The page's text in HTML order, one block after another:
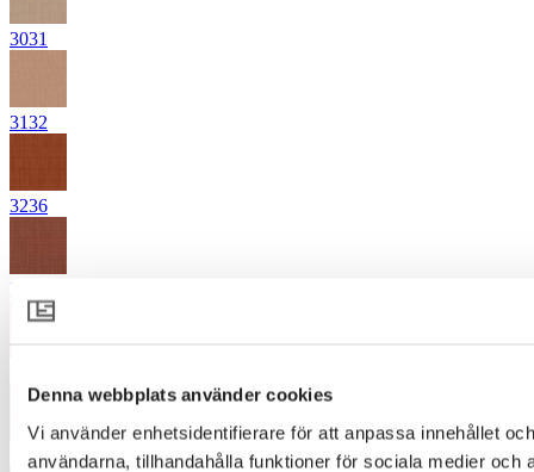
Denna webbplats använder cookies
Vi använder enhetsidentifierare för att anpassa innehållet
användarna, tillhandahålla funktioner för sociala medier och
3031
3132
3236
3245
3518